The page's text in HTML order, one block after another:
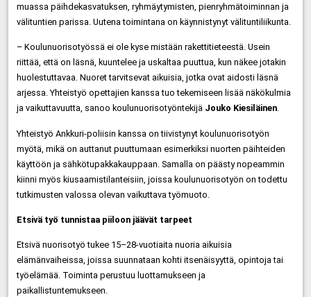
muassa päihdekasvatuksen, ryhmäytymisten, pienryhmätoiminnan ja
välituntien parissa. Uutena toimintana on käynnistynyt välituntiliikunta.
– Koulunuorisotyössä ei ole kyse mistään rakettitieteestä. Usein
riittää, että on läsnä, kuuntelee ja uskaltaa puuttua, kun näkee jotakin
huolestuttavaa. Nuoret tarvitsevat aikuisia, jotka ovat aidosti läsnä
arjessa. Yhteistyö opettajien kanssa tuo tekemiseen lisää näkökulmia
ja vaikuttavuutta, sanoo koulunuorisotyöntekijä Jouko Kiesiläinen.
Yhteistyö Ankkuri-poliisin kanssa on tiivistynyt koulunuorisotyön
myötä, mikä on auttanut puuttumaan esimerkiksi nuorten päihteiden
käyttöön ja sähkötupakkakauppaan. Samalla on päästy nopeammin
kiinni myös kiusaamistilanteisiin, joissa koulunuorisotyön on todettu
tutkimusten valossa olevan vaikuttava työmuoto.
Etsivä työ tunnistaa piiloon jäävät tarpeet
Etsivä nuorisotyö tukee 15–28-vuotiaita nuoria aikuisia
elämänvaiheissa, joissa suunnataan kohti itsenäisyyttä, opintoja tai
työelämää. Toiminta perustuu luottamukseen ja
paikallistuntemukseen.